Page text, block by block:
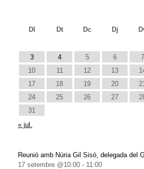
Dl
Dt Dc Dj
3
4 5 6 7
10
11 12 13
17
18 19 20 21
24
25 26 27
31
« jul.
Reunió amb Núria Gil Sisó, delegada del
17 setembre @10:00 - 11:00